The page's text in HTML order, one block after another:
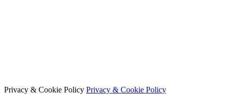
Privacy & Cookie Policy Privacy & Cookie Policy